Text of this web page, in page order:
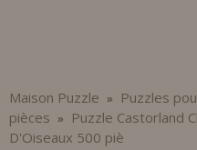
Maison Puzzle » Puzzles
pièces »
Puzzle Castorland
D'Oiseaux 500 piè